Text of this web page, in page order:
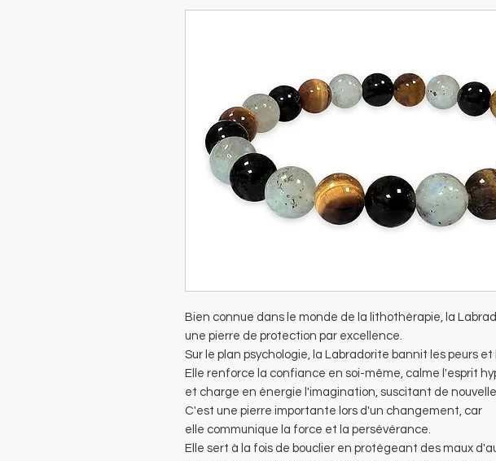
Bien connue dans le monde de la lithothérapie, la
une pierre de protection par excellence.
Sur le plan psychologie, la Labradorite bannit les peurs et
Elle renforce la confiance en soi-même, calme l'esprit
et charge en énergie l'imagination, suscitant de
C'est une pierre importante lors d'un changement, car
elle communique la force et la persévérance.
Elle sert à la fois de bouclier en protégeant des maux